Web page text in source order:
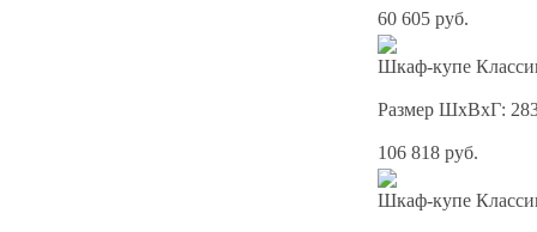
60 605 руб.
Шкаф-купе
Размер ШхВхГ:
106 818 руб.
Шкаф-купе